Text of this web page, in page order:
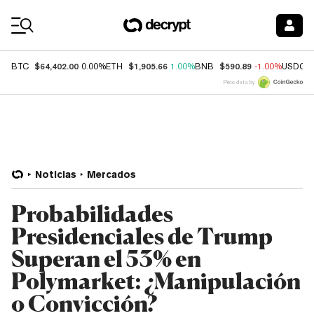
BTC $64,402.00 0.00%ETH $1,905.66 1.00%BNB $590.89 -1.00%USDC
Price data by
Noticias Mercados
Probabilidades
Presidenciales de Trump
Superan el 53% en
Polymarket: ¿Manipulación
o Convicción?